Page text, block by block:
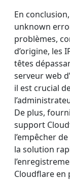
En
unknown
problèmes,
d’origine, les
têtes
serveur web
il est crucial
De plus,
support
l’empêcher
la solution
Cloudflare en